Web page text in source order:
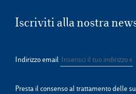
Iscriviti alla nostra
Indirizzo email
Presta il consenso al trattamento delle